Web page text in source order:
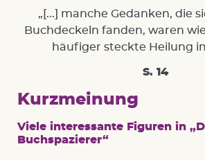
„[...] manche Gedanken, die
Buchdeckeln fanden, waren
häufiger steckte Heilung
S. 14
Kurzmeinung
Viele interessante Figuren in
Buchspazierer“